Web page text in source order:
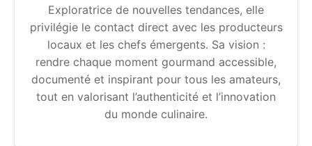
Exploratrice de nouvelles tendances, elle
privilégie le contact direct avec les producteurs
locaux et les chefs émergents. Sa vision :
rendre chaque moment gourmand accessible,
documenté et inspirant pour tous les amateurs,
tout en valorisant l’authenticité et l’innovation
du monde culinaire.